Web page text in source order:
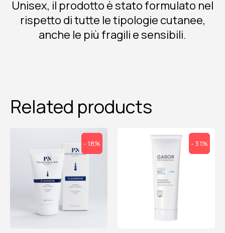
Unisex, il prodotto è stato formulato nel
rispetto di tutte le tipologie cutanee,
anche le più fragili e sensibili.
Related products
- 18% - 31%